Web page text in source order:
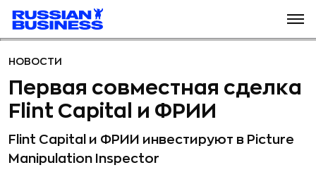
НОВОСТИ
Первая совместная сделка
Flint Capital и ФРИИ
Flint Capital и ФРИИ инвестируют в Picture
Manipulation Inspector